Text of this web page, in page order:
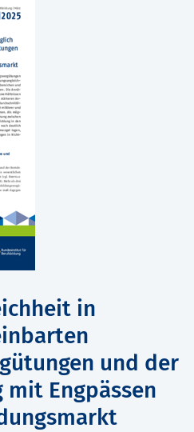
in
und der
mit Engpässen